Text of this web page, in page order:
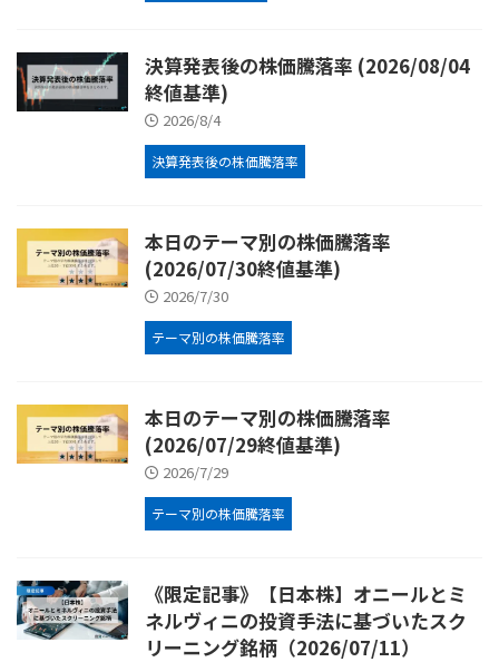
決算発表後の株価騰落率 (2026/08/04
終値基準)
2026/8/4
決算発表後の株価騰落率
本日のテーマ別の株価騰落率
(2026/07/30終値基準)
2026/7/30
テーマ別の株価騰落率
本日のテーマ別の株価騰落率
(2026/07/29終値基準)
2026/7/29
テーマ別の株価騰落率
《限定記事》【日本株】オニールとミ
ネルヴィニの投資手法に基づいたスク
リーニング銘柄（2026/07/11）